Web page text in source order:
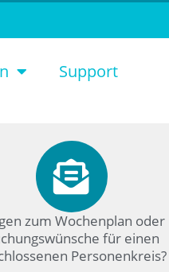
Support
zum Wochenplan oder
für einen
Personenkreis?